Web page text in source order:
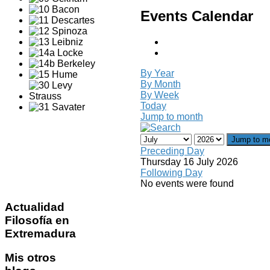
Events Calendar
By Year
By Month
By Week
Today
Jump to month
Jump to
Preceding Day
Thursday 16 July 2026
Following Day
No events were found
Actualidad
Filosofía en
Extremadura
Mis otros